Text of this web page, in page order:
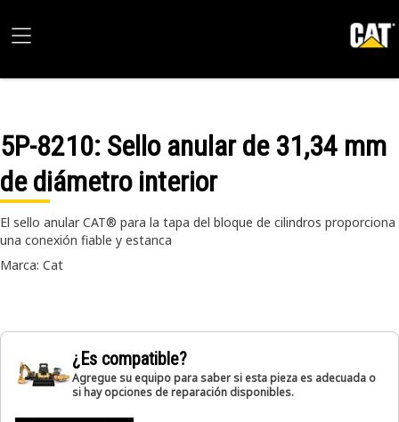
5P-8210: Sello anular de 31,34 mm
de diámetro interior
El sello anular CAT® para la tapa del bloque de cilindros proporciona
una conexión fiable y estanca
Marca: Cat
¿Es compatible?
Agregue su equipo para saber si esta pieza es adecuada o
si hay opciones de reparación disponibles.